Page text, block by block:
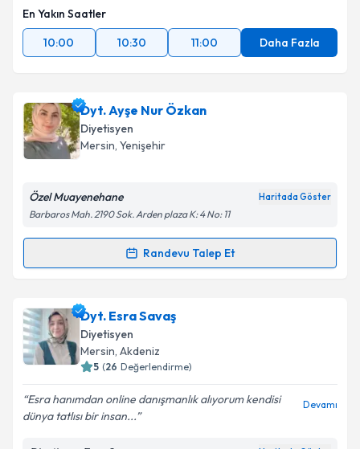
En Yakın Saatler
10:00
10:30 11:00 Daha Fazla
Dyt. Ayşe Nur Özkan
Diyetisyen
Mersin, Yenişehir
Özel Muayenehane Haritada Göster
Barbaros Mah. 2190 Sok. Arden plaza K: 4 No: 11
Randevu Talep Et
Randevu Takvimi Talebi
Dyt. Ayşe Nur Özkaniçin randevu takvimi talebi
oluşturun. Size bu uzmandan randevu almanız için bir
takvim hazırlandığında e-posta ile bilgilendireceğiz.
Dyt. Esra Savaş
Diyetisyen
Mersin, Akdeniz
5 (26 Değerlendirme)
Esra hanımdan online danışmanlık alıyorum kendisi
dünya tatlısı bir insan...
Devamı